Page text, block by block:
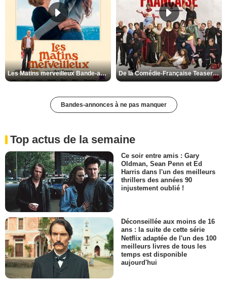
Les Matins merveilleux Bande-annonce VF De la Comédie-Française Teaser VF
Bandes-annonces à ne pas manquer
Top actus de la semaine
Ce soir entre amis : Gary
Oldman, Sean Penn et Ed
Harris dans l'un des meilleurs
thrillers des années 90
injustement oublié !
Déconseillée aux moins de 16
ans : la suite de cette série
Netflix adaptée de l'un des 100
meilleurs livres de tous les
temps est disponible
aujourd'hui